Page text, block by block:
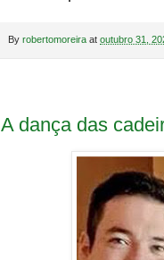
By robertomoreira at outubro 31,
A dança das